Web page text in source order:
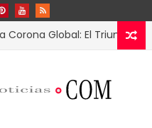
El Triunfo de Fátima